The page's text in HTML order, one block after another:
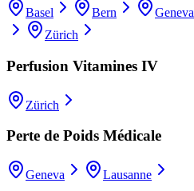
Basel Bern Geneva
Zürich
Perfusion Vitamines IV
Zürich
Perte de Poids Médicale
Geneva Lausanne